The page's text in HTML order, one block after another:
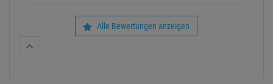
Alle Bewertungen anzeigen